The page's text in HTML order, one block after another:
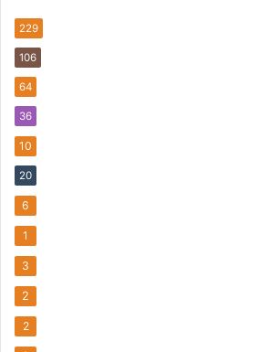
229
106
64
36
10
20
6
1
3
2
2